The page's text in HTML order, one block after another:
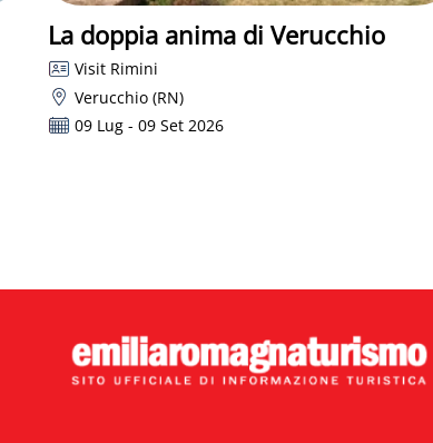
La doppia anima di Verucchio
Visit Rimini
Verucchio (RN)
09 Lug - 09 Set 2026